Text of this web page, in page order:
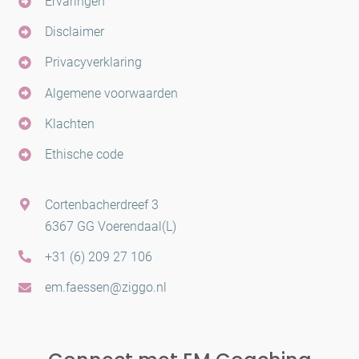
Disclaimer
Privacyverklaring
Algemene voorwaarden
Klachten
Ethische code
Cortenbacherdreef 3
6367 GG Voerendaal(L)
+31 (6) 209 27 106
em.faessen@ziggo.nl